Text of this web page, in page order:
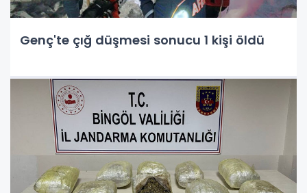
Genç'te çığ düşmesi sonucu 1 kişi öldü